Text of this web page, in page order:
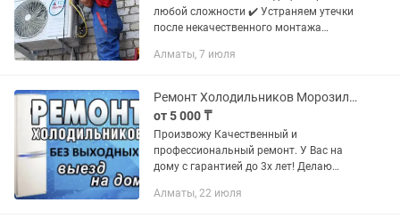
любой сложности ✔️ Устраняем утечки
после некачественного монтажа
✔️Профилактика ✔️ Монтаж демонтаж
Алматы, 7 июля
Ремонт Холодильников Морозильников На дому Алматы Заправка фреоном Гарантия
от 5 000 ₸
Произвожу Качественный и
профессиональный ремонт. У Вас на
дому с гарантией до 3х лет! Делаю
и морозильных марок: LG
Алматы, 22 июля